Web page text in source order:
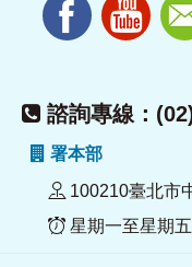
諮詢專線：
署本部
100210臺北市
星期一至星期